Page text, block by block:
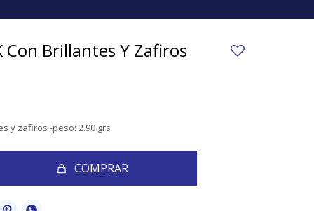
Con Brillantes Y Zafiros
y zafiros -peso: 2.90 grs
COMPRAR